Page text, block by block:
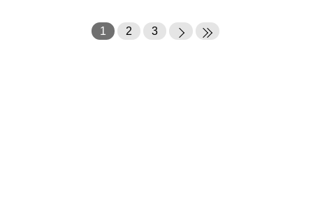
1 2 3